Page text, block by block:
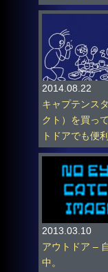
2014.08.22
キャプテンス
クト）を買っ
トドアでも便
2013.03.10
アウトドア –
中。